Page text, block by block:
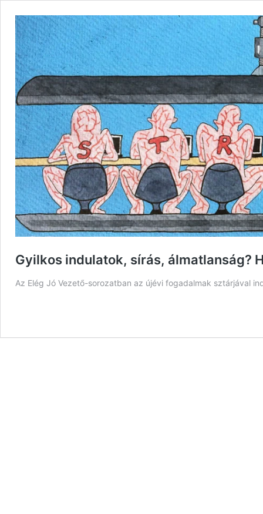
Gyilkos indulatok, sírás, álmatlanság?
Az Elég Jó Vezető-sorozatban az újévi fogadalmak sztárjával